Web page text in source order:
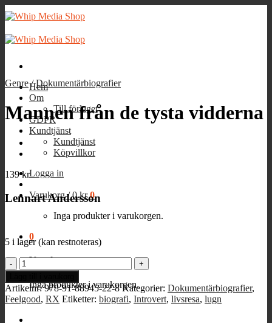
Skip
to
Hem
Om
Till förlaget
GDPR
Kundtjänst
Kundtjänst
Köpvillkor
Logga in
Varukorg /0kr 0
Inga produkter i varukorgen.
0
Varukorg
Inga produkter i varukorgen.
Genre / Dokumentärbiografier
Mannen från de tysta vidderna
139kr
Lennart Andersson
5 i lager (kan restnoteras)
Mannen
från
de
tysta
vidderna
mängd
Artikelnr:978-91-88945-22-8 Kategorier: Dokumentärbiografier,
Feelgood, RX Etiketter: biografi, Introvert, livsresa, lugn